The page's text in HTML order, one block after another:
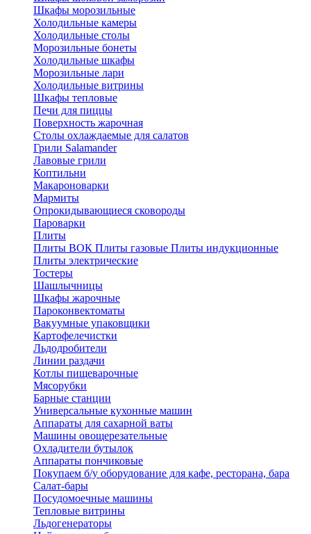
Шкафы морозильные
Холодильные камеры
Холодильные столы
Морозильные бонеты
Холодильные шкафы
Морозильные лари
Холодильные витрины
Шкафы тепловые
Печи для пиццы
Поверхность жарочная
Столы охлаждаемые для салатов
Грили Salamander
Лавовые грили
Коптильни
Макароноварки
Мармиты
Опрокидывающиеся сковороды
Пароварки
Плиты
Плиты ВОК Плиты газовые Плиты индукционные
Плиты электричеcкие
Тостеры
Шашлычницы
Шкафы жарочные
Пароконвектоматы
Вакуумные упаковщики
Картофелечистки
Льдодробители
Линии раздачи
Котлы пищеварочные
Мясорубки
Барные станции
Универсальные кухонные машин
Аппараты для сахарной ваты
Машины овощерезательные
Охладители бутылок
Аппараты пончиковые
Покупаем б/у оборудование для кафе, ресторана, бара
Салат-бары
Посудомоечные машины
Тепловые витрины
Льдогенераторы